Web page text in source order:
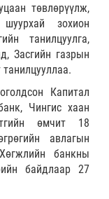
төвлөрүүлж,
зохион
танилцуулга,
Засгийн газрын
Капитал
Чингис хаан
өмчит 18
авлагын
банкны
байдлаар 27